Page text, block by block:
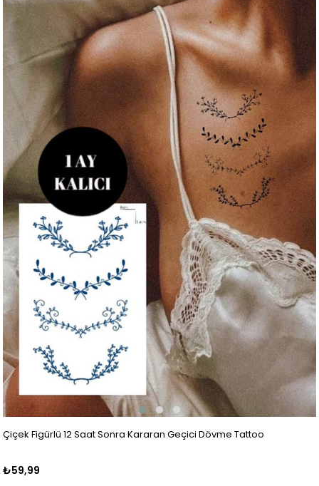
Çiçek Figürlü 12 Saat Sonra Kararan Geçici Dövme Tattoo
₺59,99